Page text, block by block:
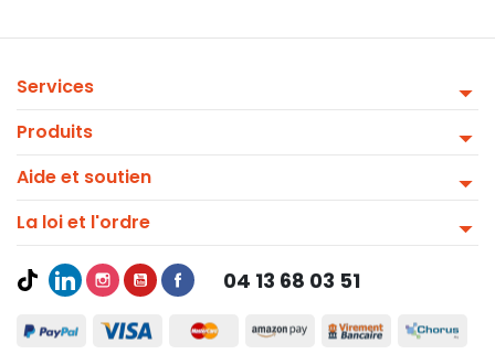
Services
Produits
Aide et soutien
La loi et l'ordre
04 13 68 03 51